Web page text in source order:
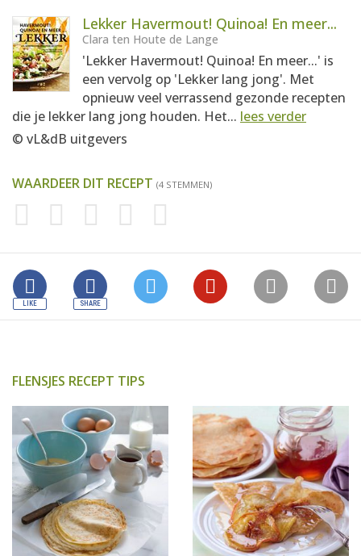
Lekker Havermout! Quinoa! En meer...
Clara ten Houte de Lange
'Lekker Havermout! Quinoa! En meer...' is
een vervolg op 'Lekker lang jong'. Met
opnieuw veel verrassend gezonde recepten
die je lekker lang jong houden. Het... lees verder
© vL&dB uitgevers
WAARDEER DIT RECEPT (4 STEMMEN)
FLENSJES RECEPT TIPS